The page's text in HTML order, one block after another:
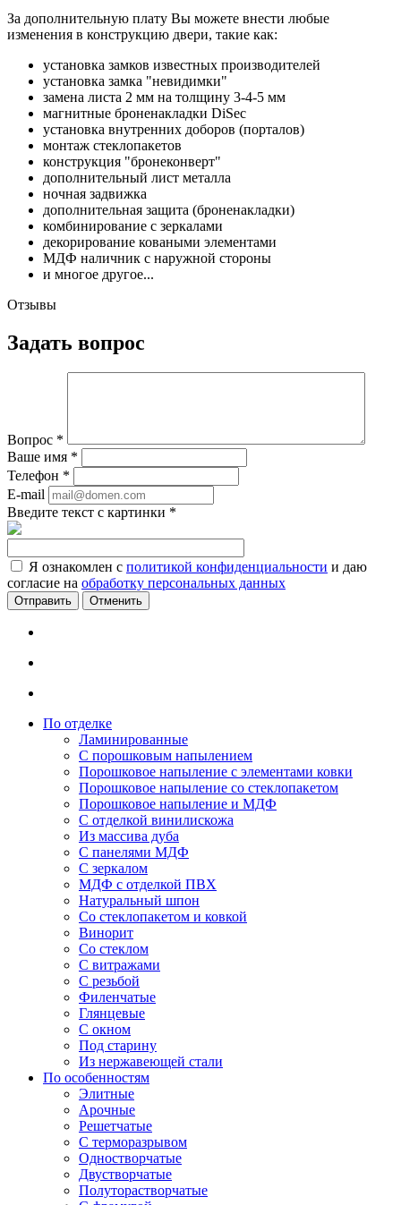
За дополнительную плату Вы можете внести любые
изменения в конструкцию двери, такие как:
установка замков известных производителей
установка замка "невидимки"
замена листа 2 мм на толщину 3-4-5 мм
магнитные броненакладки DiSec
установка внутренних доборов (порталов)
монтаж стеклопакетов
конструкция "бронеконверт"
дополнительный лист металла
ночная задвижка
дополнительная защита (броненакладки)
комбинирование с зеркалами
декорирование коваными элементами
МДФ наличник с наружной стороны
и многое другое...
Отзывы
Задать вопрос
Вопрос *
Ваше имя *
Телефон *
E-mail
Введите текст с картинки *
Я ознакомлен с политикой конфиденциальности и даю
согласие на обработку персональных данных
Отменить
По отделке
Ламинированные
С порошковым напылением
Порошковое напыление с элементами ковки
Порошковое напыление со стеклопакетом
Порошковое напыление и МДФ
С отделкой винилискожа
Из массива дуба
С панелями МДФ
С зеркалом
МДФ с отделкой ПВХ
Натуральный шпон
Со стеклопакетом и ковкой
Винорит
Со стеклом
С витражами
С резьбой
Филенчатые
Глянцевые
С окном
Под старину
Из нержавеющей стали
По особенностям
Элитные
Арочные
Решетчатые
С терморазрывом
Одностворчатые
Двустворчатые
Полуторастворчатые